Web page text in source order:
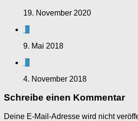
19. November 2020
9. Mai 2018
4. November 2018
Schreibe einen Kommentar
Deine E-Mail-Adresse wird nicht